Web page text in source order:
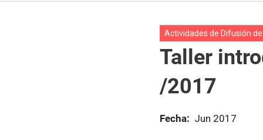
Experimentación
Actividades de Difusión
Taller
/2017
Fecha: Jun 2017